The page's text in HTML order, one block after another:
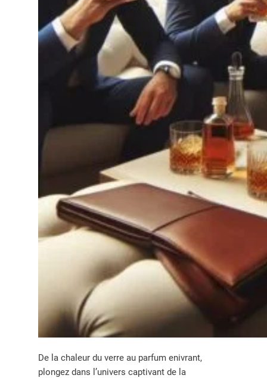
De la chaleur du verre au parfum enivrant,
plongez dans l’univers captivant de la